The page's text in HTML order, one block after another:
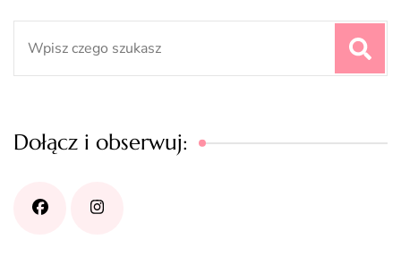
Dołącz i obserwuj: